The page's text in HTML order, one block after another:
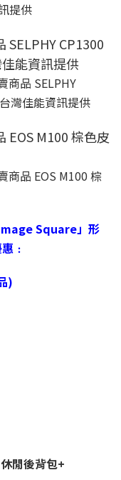
提供
商品 SELPHY
灣佳能資訊提供
商品 EOS M100 棕
Square」形
﹕
)
休閒後背包+